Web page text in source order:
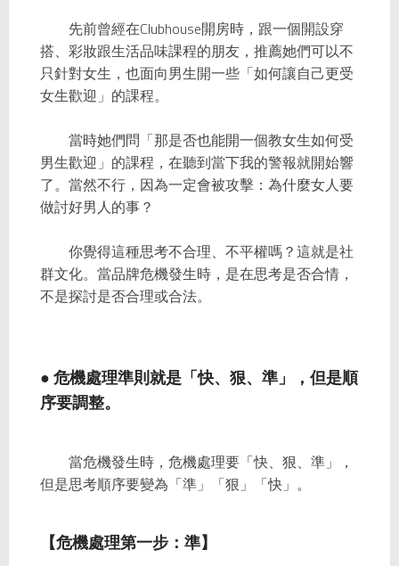
先前曾經在Clubhouse開房時，跟一個開設穿
搭、彩妝跟生活品味課程的朋友，推薦她們可以不
只針對女生，也面向男生開一些「如何讓自己更受
女生歡迎」的課程。
當時她們問「那是否也能開一個教女生如何受
男生歡迎」的課程，在聽到當下我的警報就開始響
了。當然不行，因為一定會被攻擊：為什麼女人要
做討好男人的事？
你覺得這種思考不合理、不平權嗎？這就是社
群文化。當品牌危機發生時，是在思考是否合情，
不是探討是否合理或合法。
● 危機處理準則就是「快、狠、準」，但是順
序要調整。
當危機發生時，危機處理要「快、狠、準」，
但是思考順序要變為「準」「狠」「快」。
【危機處理第一步：準】